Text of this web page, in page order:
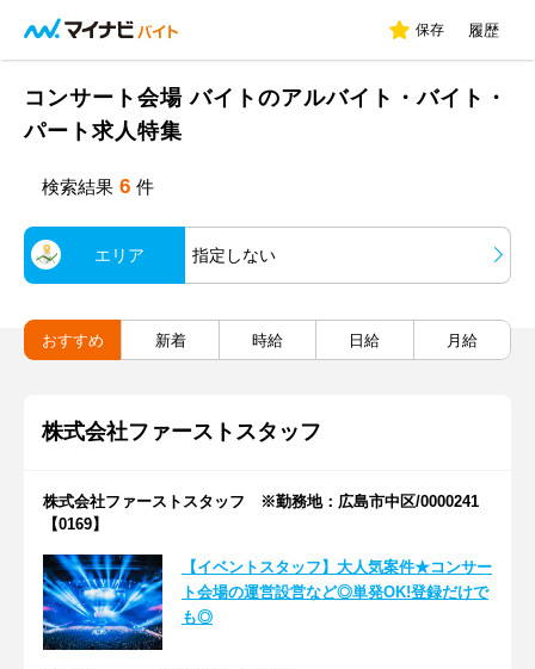
保存 履歴
コンサート会場 バイトのアルバイト・バイト・
パート求人特集
検索結果 6 件
エリア 指定しない
おすすめ 新着 時給 日給 月給
株式会社ファーストスタッフ
株式会社ファーストスタッフ ※勤務地：広島市中区/0000241
【0169】
【イベントスタッフ】大人気案件★コンサー
ト会場の運営設営など◎単発OK!登録だけで
も◎